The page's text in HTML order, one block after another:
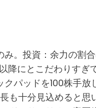
。投資：余力の割
降にとこだわりす
パッドを100株手放
も十分見込めると